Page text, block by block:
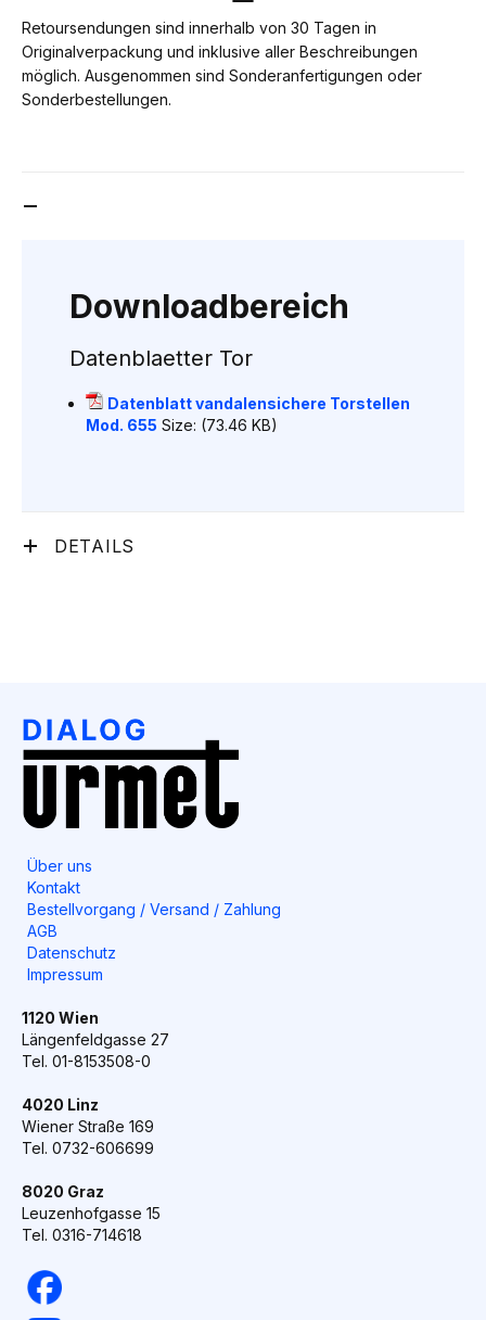
Retoursendungen sind innerhalb von 30 Tagen in
Originalverpackung und inklusive aller Beschreibungen
möglich. Ausgenommen sind Sonderanfertigungen oder
Sonderbestellungen.
Downloadbereich
Datenblaetter Tor
Datenblatt vandalensichere Torstellen
Mod. 655 Size: (73.46 KB)
DETAILS
Über uns
Kontakt
Bestellvorgang / Versand / Zahlung
AGB
Datenschutz
Impressum
1120 Wien
Längenfeldgasse 27
Tel. 01-8153508-0
4020 Linz
Wiener Straße 169
Tel. 0732-606699
8020 Graz
Leuzenhofgasse 15
Tel. 0316-714618